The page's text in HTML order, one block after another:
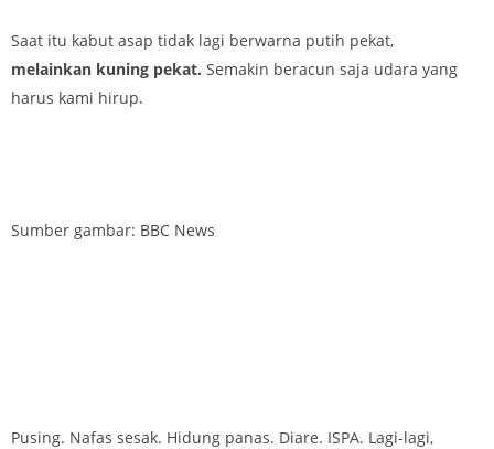
Saat itu kabut asap tidak lagi berwarna putih pekat,
melainkan kuning pekat. Semakin beracun saja udara yang
harus kami hirup.
Sumber gambar: BBC News
Pusing. Nafas sesak. Hidung panas. Diare. ISPA. Lagi-lagi,